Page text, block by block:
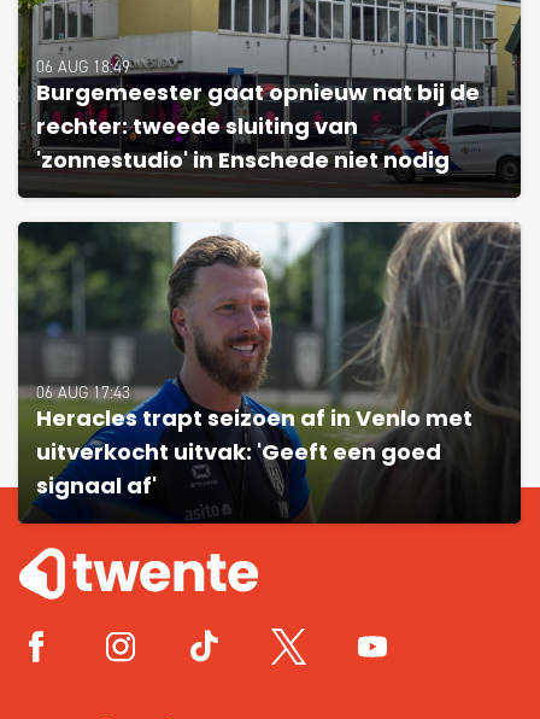
06 AUG 18:49
Burgemeester gaat opnieuw nat bij de
rechter: tweede sluiting van
'zonnestudio' in Enschede niet nodig
06 AUG 17:43
Heracles trapt seizoen af in Venlo met
uitverkocht uitvak: 'Geeft een goed
signaal af'